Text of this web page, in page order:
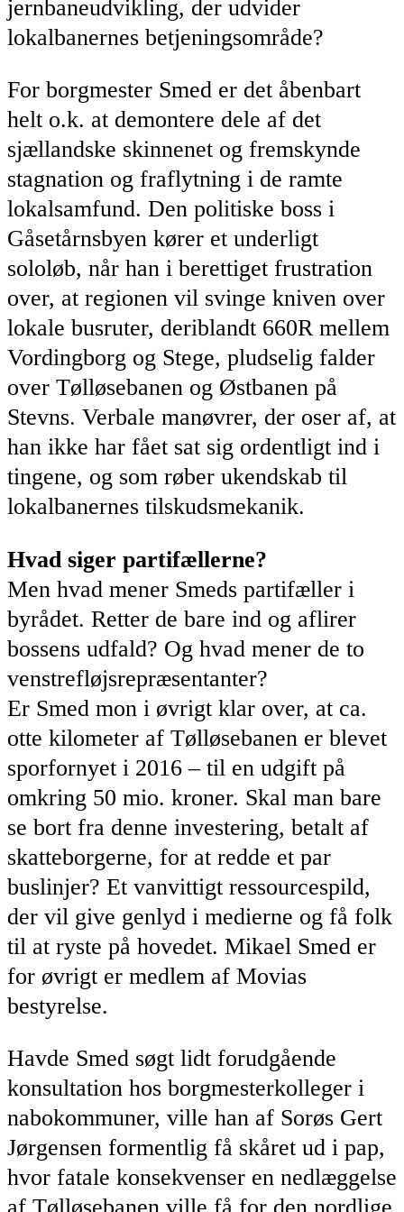
jernbaneudvikling, der udvider
lokalbanernes betjeningsområde?
For borgmester Smed er det åbenbart
helt o.k. at demontere dele af det
sjællandske skinnenet og fremskynde
stagnation og fraflytning i de ramte
lokalsamfund. Den politiske boss i
Gåsetårnsbyen kører et underligt
sololøb, når han i berettiget frustration
over, at regionen vil svinge kniven over
lokale busruter, deriblandt 660R mellem
Vordingborg og Stege, pludselig falder
over Tølløsebanen og Østbanen på
Stevns. Verbale manøvrer, der oser af, at
han ikke har fået sat sig ordentligt ind i
tingene, og som røber ukendskab til
lokalbanernes tilskudsmekanik.
Hvad siger partifællerne?
Men hvad mener Smeds partifæller i
byrådet. Retter de bare ind og aflirer
bossens udfald? Og hvad mener de to
venstrefløjsrepræsentanter?
Er Smed mon i øvrigt klar over, at ca.
otte kilometer af Tølløsebanen er blevet
sporfornyet i 2016 – til en udgift på
omkring 50 mio. kroner. Skal man bare
se bort fra denne investering, betalt af
skatteborgerne, for at redde et par
buslinjer? Et vanvittigt ressourcespild,
der vil give genlyd i medierne og få folk
til at ryste på hovedet. Mikael Smed er
for øvrigt er medlem af Movias
bestyrelse.
Havde Smed søgt lidt forudgående
konsultation hos borgmesterkolleger i
nabokommuner, ville han af Sorøs Gert
Jørgensen formentlig få skåret ud i pap,
hvor fatale konsekvenser en nedlæggelse